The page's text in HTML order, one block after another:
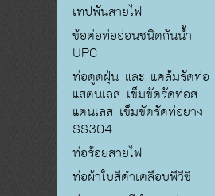
เทปพันสายไฟ
ข้อต่อท่ออ่อนชนิดกันน้ำ
UPC
ท่อดูดฝุ่น และ แคล้มรัดท่อ
แสตนเลส เข็มขัดรัดท่อส
แตนเลส เข็มขัดรัดท่อยาง
SS304
ท่อร้อยสายไฟ
ท่อผ้าใบสีดำเคลือบพีวีซี